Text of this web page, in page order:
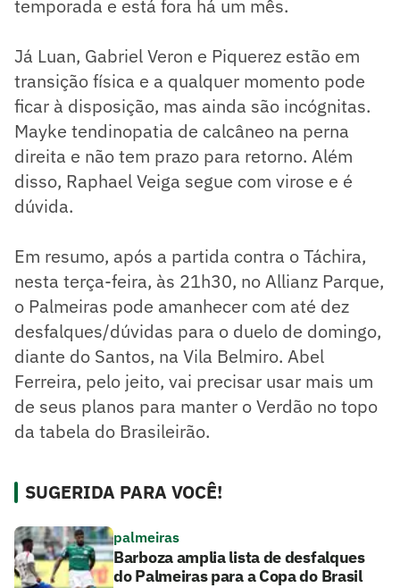
temporada e está fora há um mês.
Já Luan, Gabriel Veron e Piquerez estão em
transição física e a qualquer momento pode
ficar à disposição, mas ainda são incógnitas.
Mayke tendinopatia de calcâneo na perna
direita e não tem prazo para retorno. Além
disso, Raphael Veiga segue com virose e é
dúvida.
Em resumo, após a partida contra o Táchira,
nesta terça-feira, às 21h30, no Allianz Parque,
o Palmeiras pode amanhecer com até dez
desfalques/dúvidas para o duelo de domingo,
diante do Santos, na Vila Belmiro. Abel
Ferreira, pelo jeito, vai precisar usar mais um
de seus planos para manter o Verdão no topo
da tabela do Brasileirão.
SUGERIDA PARA VOCÊ!
palmeiras
Barboza amplia lista de desfalques
do Palmeiras para a Copa do Brasil